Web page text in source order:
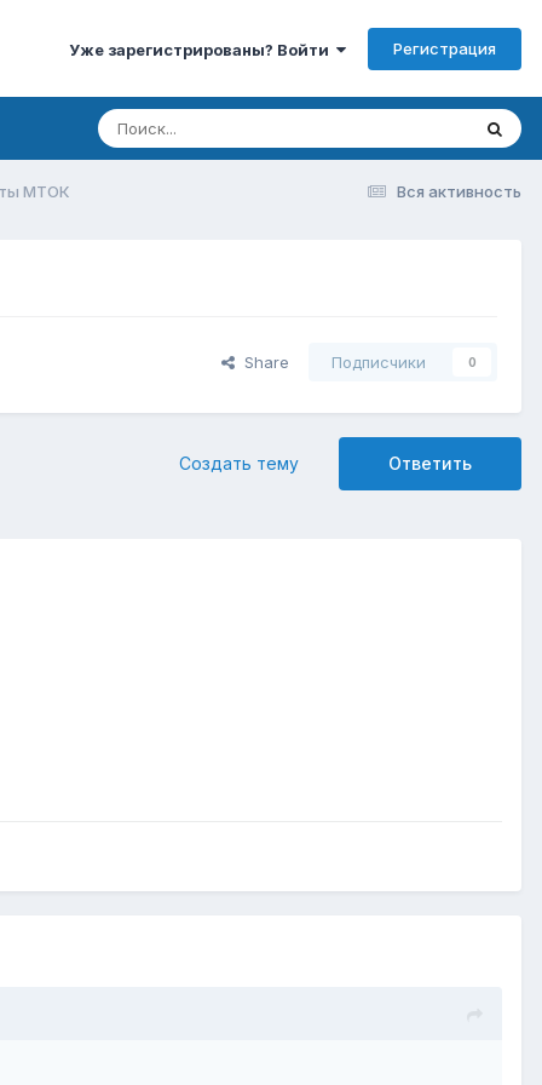
Уже зарегистрированы? Войти Регистрация
Вся активность
МТОК
Share Подписчики 0
Ответить
Создать тему